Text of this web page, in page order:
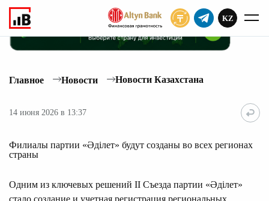
KZ
Главное Новости Новости Казахстана
14 июня 2026 в 13:37
Филиалы партии «Әділет» будут созданы во всех регионах
страны
Одним из ключевых решений II Съезда партии «Әділет»
стало создание и учетная регистрация региональных